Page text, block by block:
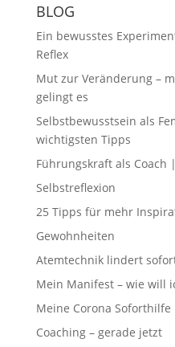
BLOG
Ein bewusstes
Reflex
Mut zur Veränderung –
gelingt es
Selbstbewusstsein als
wichtigsten Tipps
Führungskraft als
Selbstreflexion
25 Tipps für mehr
Gewohnheiten
Atemtechnik lindert
Mein Manifest – wie will
Meine Corona Soforthilfe
Coaching – gerade jetzt